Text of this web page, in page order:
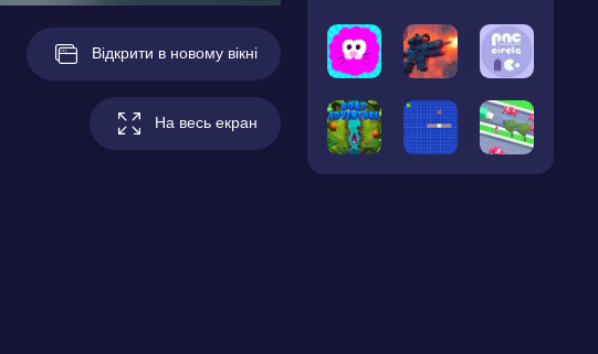
Відкрити в новому вікні
На весь екран